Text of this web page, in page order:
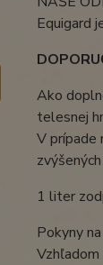
Equigard
Ako
telesnej
V prípade
1 liter
Pokyny